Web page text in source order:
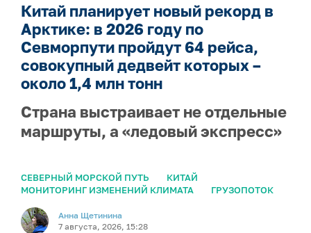
Китай планирует новый рекорд в
Арктике: в 2026 году по
Севморпути пройдут 64 рейса,
совокупный дедвейт которых –
около 1,4 млн тонн
Страна выстраивает не отдельные
маршруты, а «ледовый экспресс»
СЕВЕРНЫЙ МОРСКОЙ ПУТЬ
КИТАЙ
МОНИТОРИНГ ИЗМЕНЕНИЙ КЛИМАТА
ГРУЗОПОТОК
Анна Щетинина
7 августа, 2026, 15:28